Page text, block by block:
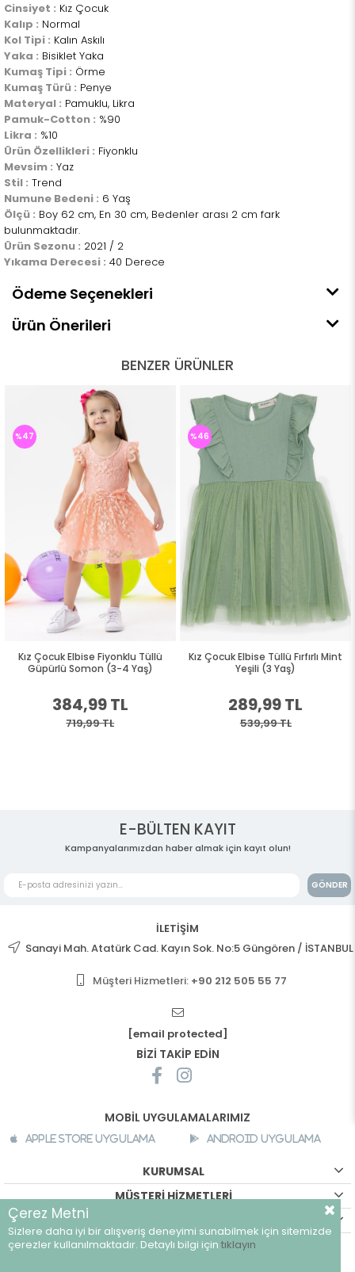
Cinsiyet : Kız Çocuk
Kalıp : Normal
Kol Tipi : Kalın Askılı
Yaka : Bisiklet Yaka
Kumaş Tipi : Örme
Kumaş Türü : Penye
Materyal : Pamuklu, Likra
Pamuk-Cotton : %90
Likra : %10
Ürün Özellikleri : Fiyonklu
Mevsim : Yaz
Stil : Trend
Numune Bedeni : 6 Yaş
Ölçü : Boy 62 cm, En 30 cm, Bedenler arası 2 cm fark
bulunmaktadır.
Ürün Sezonu : 2021 / 2
Yıkama Derecesi : 40 Derece
Ödeme Seçenekleri
Ürün Önerileri
BENZER ÜRÜNLER
Kız Çocuk Elbise Fiyonklu Tüllü
Güpürlü Somon (3-4 Yaş)
384,99 TL
719,99 TL
%47
Kız Çocuk Elbise Tüllü Fırfırlı Mint
Yeşili (3 Yaş)
289,99 TL
539,99 TL
%46
E-BÜLTEN KAYIT
Kampanyalarımızdan haber almak için kayıt olun!
GÖNDER
İLETİŞİM
Sanayi Mah. Atatürk Cad. Kayın Sok. No:5 Güngören / İSTANBUL
Müşteri Hizmetleri: +90 212 505 55 77
[email protected]
BİZİ TAKİP EDİN
MOBİL UYGULAMALARIMIZ
Apple Store Uygulama Android Uygulama
KURUMSAL
MÜŞTERİ HİZMETLERİ
©breeze.com.tr - Tüm hakları saklıdır.
Çerez Metni
Sizlere daha iyi bir alışveriş deneyimi sunabilmek için sitemizde
çerezler kullanılmaktadır. Detaylı bilgi için tıklayın